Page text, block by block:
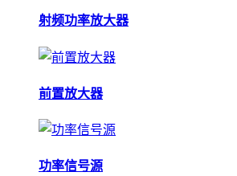
射频功率放大器
前置放大器
功率信号源